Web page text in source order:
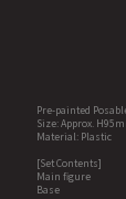
Pre-painted
Size: Approx.
Material: Plastic
[Set Contents]
Main figure
Base